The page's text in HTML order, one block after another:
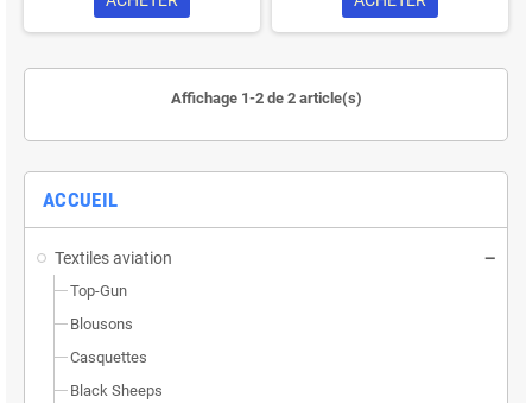
ACCUEIL
Textiles aviation
Top-Gun
Blousons
Casquettes
Black Sheeps
Affichage 1-2 de 2 article(s)